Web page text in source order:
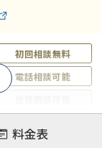
初回相談無料
電話相談可能
料金表